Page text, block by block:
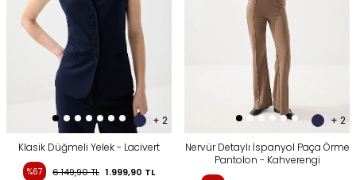
+ 2
Klasik Düğmeli Yelek - Lacivert
%67 6.149,90TL 1.999,90 TL
+ 2
Nervür Detaylı İspanyol Paça Örme
Pantolon - Kahverengi